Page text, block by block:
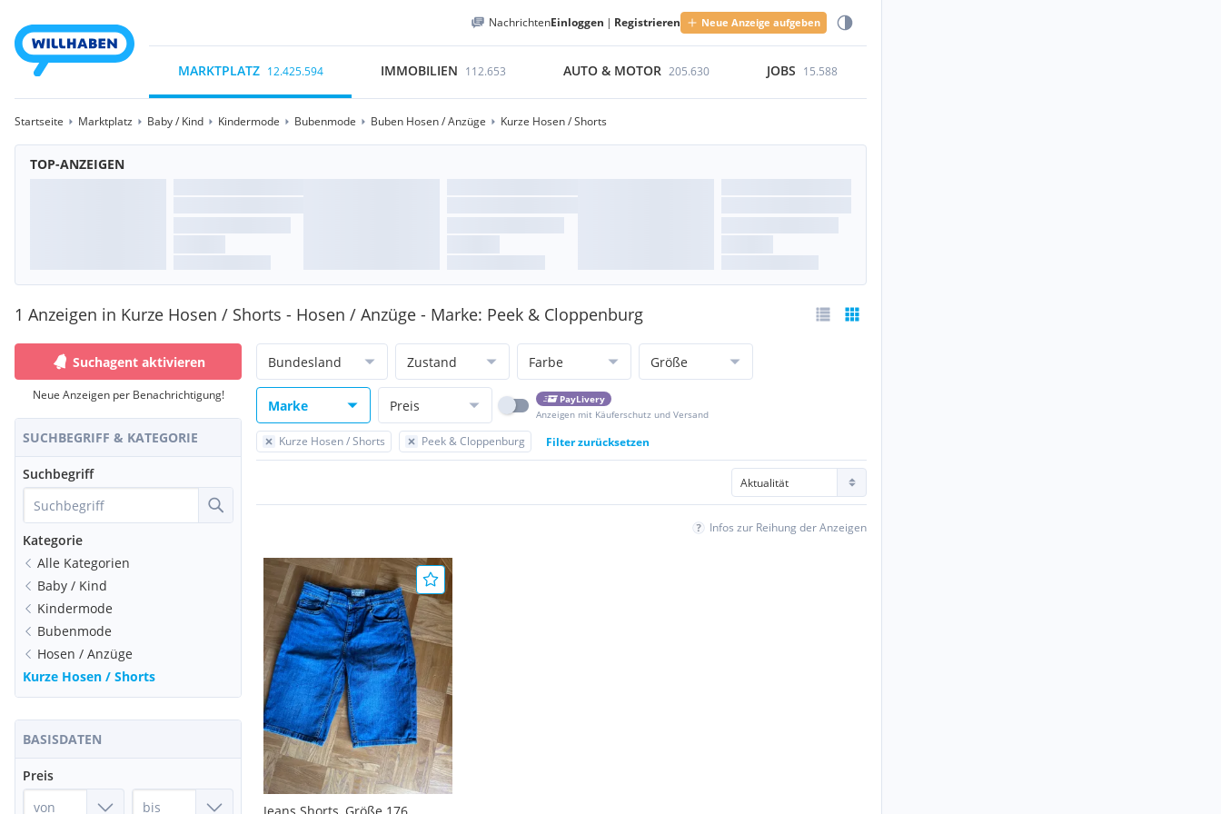
NachrichtenEinloggen | Registrieren Neue Anzeige aufgeben
MARKTPLATZ 12.425.594 IMMOBILIEN 112.653 AUTO & MOTOR 205.630 JOBS 15.588
Startseite Marktplatz Baby / Kind Kindermode Bubenmode Buben Hosen / Anzüge Kurze Hosen / Shorts
TOP-ANZEIGEN
1 Anzeigen in Kurze Hosen / Shorts - Hosen / Anzüge - Marke: Peek & Cloppenburg
Suchagent aktivieren
Neue Anzeigen per Benachrichtigung!
SUCHBEGRIFF & KATEGORIE
Suchbegriff
Kategorie
Alle Kategorien
Baby / Kind
Kindermode
Bubenmode
Hosen / Anzüge
Kurze Hosen / Shorts
BASISDATEN
Preis
Bundesland Zustand Farbe Größe
Marke Preis
PayLivery
Anzeigen mit Käuferschutz und Versand
Kurze Hosen / Shorts Peek & Cloppenburg Filter zurücksetzen
Infos zur Reihung der Anzeigen